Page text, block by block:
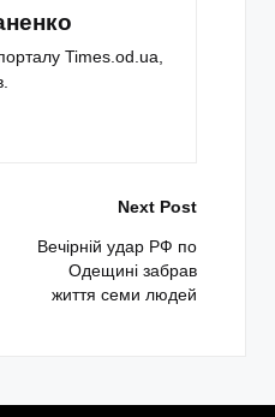
Times.od.ua,
Next Post
Вечірній удар РФ по
Одещині забрав
життя семи людей